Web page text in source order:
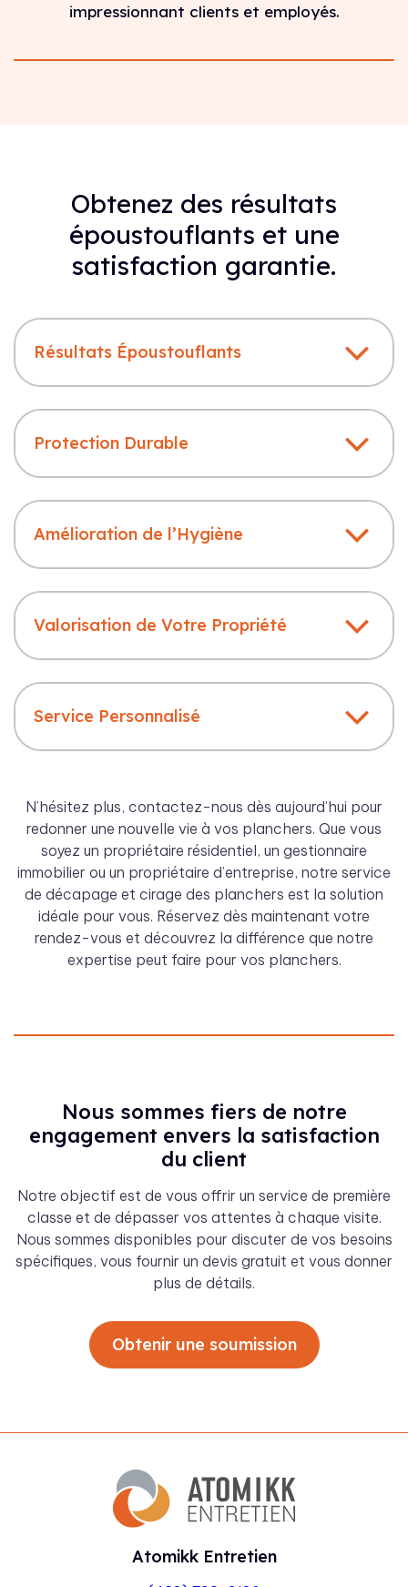
impressionnant clients et employés.
Obtenez des résultats
époustouflants et une
satisfaction garantie.
Résultats Époustouflants
Protection Durable
Amélioration de l’Hygiène
Valorisation de Votre Propriété
Service Personnalisé
N’hésitez plus, contactez-nous dès aujourd’hui pour
redonner une nouvelle vie à vos planchers. Que vous
soyez un propriétaire résidentiel, un gestionnaire
immobilier ou un propriétaire d’entreprise, notre service
de décapage et cirage des planchers est la solution
idéale pour vous. Réservez dès maintenant votre
rendez-vous et découvrez la différence que notre
expertise peut faire pour vos planchers.
Nous sommes fiers de notre
engagement envers la satisfaction
du client
Notre objectif est de vous offrir un service de première
classe et de dépasser vos attentes à chaque visite.
Nous sommes disponibles pour discuter de vos besoins
spécifiques, vous fournir un devis gratuit et vous donner
plus de détails.
Obtenir une soumission
Atomikk Entretien